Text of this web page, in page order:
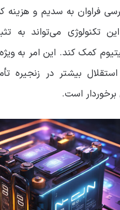
فراوان به سدیم و هزینه
تکنولوژی می‌تواند به
کمک کند. این امر به
بیشتر در زنجیره
برخوردار است.